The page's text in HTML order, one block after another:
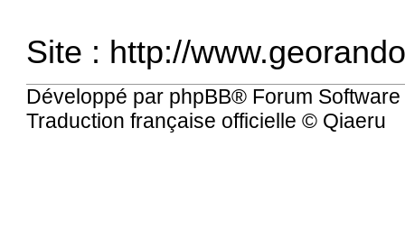
Site : http://
Développé par phpBB® Forum
Traduction française officielle © Qiaeru